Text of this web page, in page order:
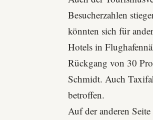
Besucherzahlen
könnten sich für
Hotels in
Rückgang von 30
Schmidt. Auch
betroffen.
Auf der anderen